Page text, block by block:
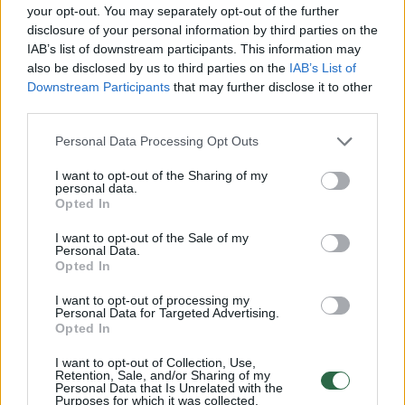
your opt-out. You may separately opt-out of the further
disclosure of your personal information by third parties on the
IAB’s list of downstream participants. This information may
also be disclosed by us to third parties on the IAB’s List of
Downstream Participants that may further disclose it to other
Personal Data Processing Opt Outs
I want to opt-out of the Sharing of my
personal data.
Opted In
I want to opt-out of the Sale of my
Personal Data.
Opted In
I want to opt-out of processing my
Personal Data for Targeted Advertising.
Opted In
I want to opt-out of Collection, Use,
Retention, Sale, and/or Sharing of my
Personal Data that Is Unrelated with the
Purposes for which it was collected.
Iššifruoti esmę su Dovydu Pancerovu
Visi įrašai
Naujausi įrašai
Nors teigė, kad šaudmenų pakankamai – Ukrainai
„Patriot“ D. Trumpas skirti nenori: raketų mes norime
Žinios | Pasaulis
00:03:52
Liūdna vyresnio amžiaus dirbančiųjų kasdienybė –